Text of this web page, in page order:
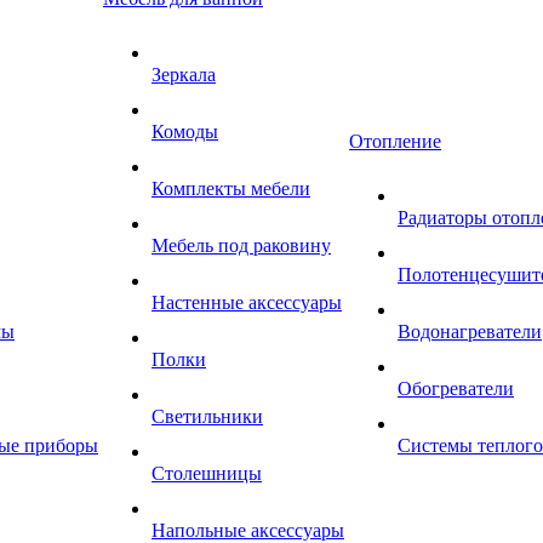
приборы
Зеркала
Комоды
Комплекты мебели
Мебель под раковину
Настенные аксессуары
Полки
Светильники
Столешницы
Напольные аксессуары
Отопление
Радиаторы
Водонагреватели
Обогреватели
Системы